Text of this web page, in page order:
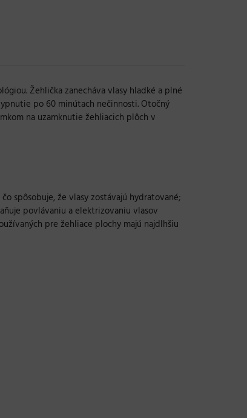
Žehlička zanecháva vlasy hladké a plné
po 60 minútach nečinnosti. Otočný
na uzamknutie žehliacich plôch v
spôsobuje, že vlasy zostávajú hydratované;
povlávaniu a elektrizovaniu vlasov
pre žehliace plochy majú najdlhšiu